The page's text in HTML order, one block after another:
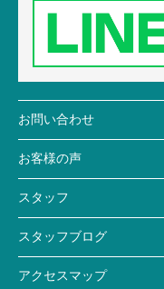
お問い合わせ
お客様の声
スタッフ
スタッフブログ
アクセスマップ